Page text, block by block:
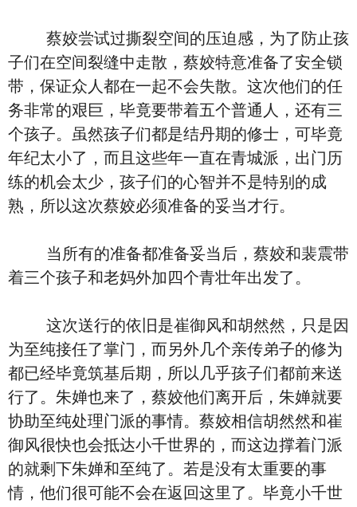
蔡姣尝试过撕裂空间的压迫感，为了防止孩
子们在空间裂缝中走散，蔡姣特意准备了安全锁
带，保证众人都在一起不会失散。这次他们的任
务非常的艰巨，毕竟要带着五个普通人，还有三
个孩子。虽然孩子们都是结丹期的修士，可毕竟
年纪太小了，而且这些年一直在青城派，出门历
练的机会太少，孩子们的心智并不是特别的成
熟，所以这次蔡姣必须准备的妥当才行。
当所有的准备都准备妥当后，蔡姣和裴震带
着三个孩子和老妈外加四个青壮年出发了。
这次送行的依旧是崔御风和胡然然，只是因
为至纯接任了掌门，而另外几个亲传弟子的修为
都已经毕竟筑基后期，所以几乎孩子们都前来送
行了。朱婵也来了，蔡姣他们离开后，朱婵就要
协助至纯处理门派的事情。蔡姣相信胡然然和崔
御风很快也会抵达小千世界的，而这边撑着门派
的就剩下朱婵和至纯了。若是没有太重要的事
情，他们很可能不会在返回这里了。毕竟小千世